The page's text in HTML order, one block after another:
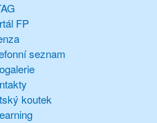
FP
seznam
koutek